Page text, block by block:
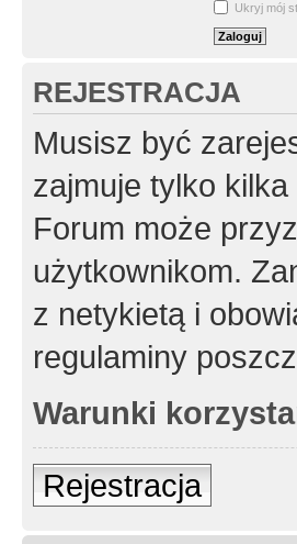
Ukryj mój
REJESTRACJA
Musisz być
zajmuje tylko
Forum może
użytkownikom.
z netykietą i
regulaminy
Warunki
Rejestracja